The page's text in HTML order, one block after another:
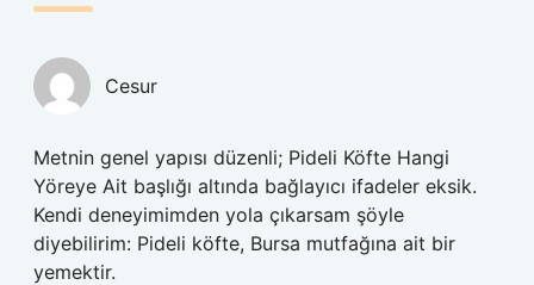
Cesur
Metnin genel yapısı düzenli; Pideli Köfte Hangi
Yöreye Ait başlığı altında bağlayıcı ifadeler eksik.
Kendi deneyimimden yola çıkarsam şöyle
diyebilirim: Pideli köfte, Bursa mutfağına ait bir
yemektir.